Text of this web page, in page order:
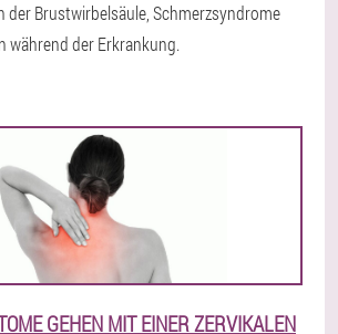
der Brustwirbelsäule, Schmerzsyndrome
während der Erkrankung.
GEHEN MIT EINER ZERVIKALEN